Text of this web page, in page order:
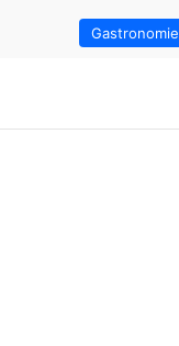
Gastronomie